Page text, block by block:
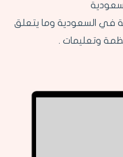
في السعودية وما يتعلق
وتعليمات .